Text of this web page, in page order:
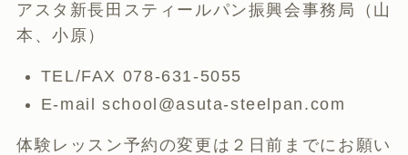
アスタ新長田スティールパン振興会事務局（山
本、小原）
TEL/FAX 078-631-5055
E-mail school@asuta-steelpan.com
体験レッスン予約の変更は２日前までにお願い